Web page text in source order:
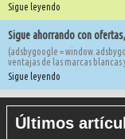
Sigue leyendo
Sigue ahorrando con
(adsbygoogle =
ventajas de las marcas blancas
Sigue leyendo
Últimos